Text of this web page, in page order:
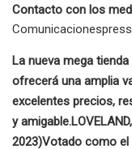
Contacto con los
La nueva mega
ofrecerá una amplia
excelentes precios,
y amigable.
2023)Votado como el